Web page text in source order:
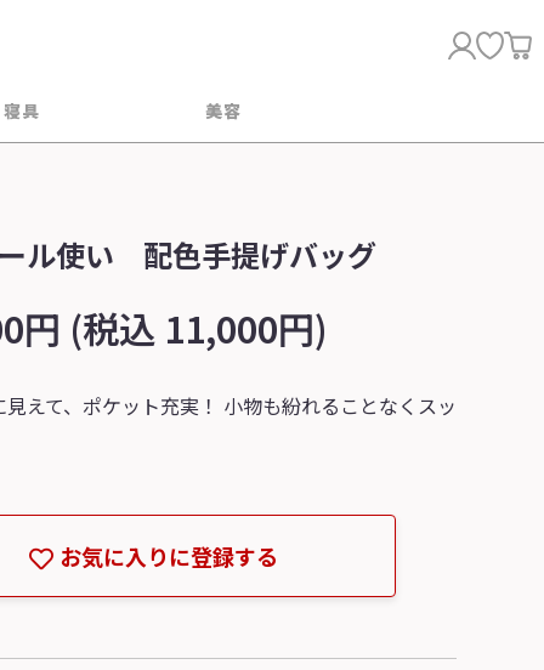
具 美容
ル使い 配色手提げバッグ
円 (税込 11,000円)
えて、ポケット充実！ 小物も紛れることなくスッ
お気に入りに登録する